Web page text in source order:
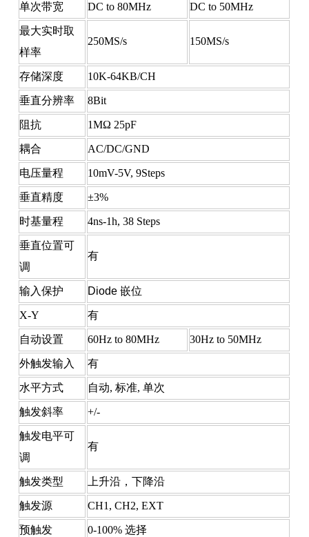
单次带宽 DC to 80MHz DC to 50MHz
最大实时取
样率
250MS/s 150MS/s
存储深度 10K-64KB/CH
垂直分辨率 8Bit
阻抗 1MΩ 25pF
耦合 AC/DC/GND
电压量程 10mV-5V, 9Steps
垂直精度 ±3%
时基量程 4ns-1h, 38 Steps
垂直位置可
调
有
输入保护 Diode嵌位
X-Y 有
自动设置 60Hz to 80MHz 30Hz to 50MHz
外触发输入 有
水平方式 自动, 标准, 单次
触发斜率 +/-
触发电平可
调
有
触发类型 上升沿，下降沿
触发源 CH1, CH2, EXT
预触发 0-100%选择